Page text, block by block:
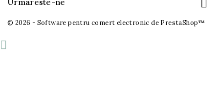

© 2026 - Software pentru comert electronic de PrestaShop™
